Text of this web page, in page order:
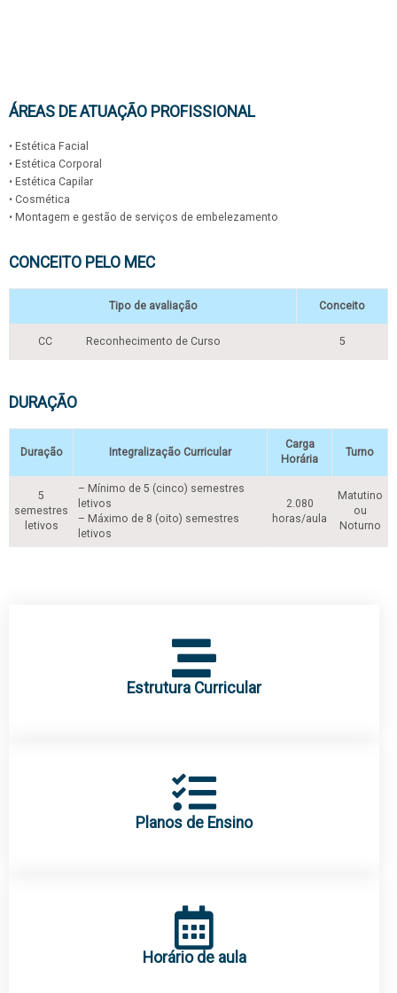
ÁREAS DE ATUAÇÃO PROFISSIONAL
• Estética Facial
• Estética Corporal
• Estética Capilar
• Cosmética
• Montagem e gestão de serviços de embelezamento
CONCEITO PELO MEC
Tipo de avaliação Conceito
CC Reconhecimento de Curso 5
DURAÇÃO
Duração Integralização Curricular
Carga
Horária
Turno
5
semestres
letivos
– Mínimo de 5 (cinco) semestres
letivos
– Máximo de 8 (oito) semestres
letivos
2.080
horas/aula
Matutino
ou
Noturno
Estrutura Curricular
Planos de Ensino
Horário de aula